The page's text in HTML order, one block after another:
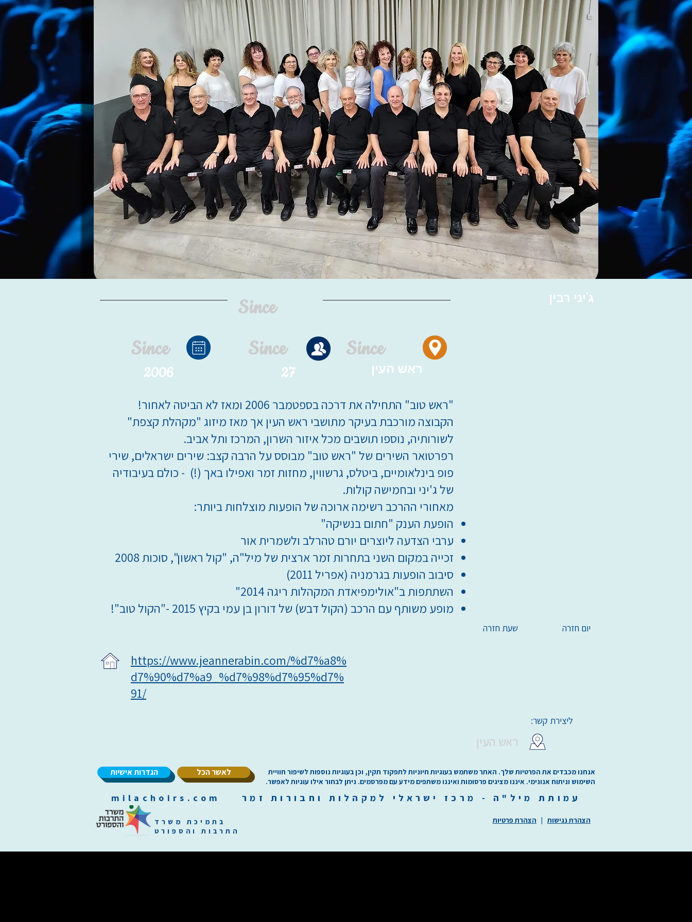
Since
Since
2006
Since
27
Since
ראש העין
"ראש טוב" התחילה את דרכה בספטמבר 2006 ומאז לא הביטה לאחור!
הקבוצה מורכבת בעיקר מתושבי ראש העין אך מאז מיזוג "מקהלת קצפת"
לשורותיה, נוספו תושבים מכל איזור השרון, המרכז ותל אביב.
רפרטואר השירים של "ראש טוב" מבוסס על הרבה קצב: שירים ישראלים, שירי
פופ בינלאומיים, ביטלס, גרשווין, מחזות זמר ואפילו באך (!) - כולם בעיבודיה
של ג'יני ובחמישה קולות.
מאחורי ההרכב רשימה ארוכה של הופעות מוצלחות ביותר:
הופעת הענק "חתום בנשיקה"
ערבי הצדעה ליוצרים יורם טהרלב ולשמרית אור
זכייה במקום השני בתחרות זמר ארצית של מיל"ה, "קול ראשון", סוכות 2008
סיבוב הופעות בגרמניה (אפריל 2011)
השתתפות ב"אולימפיאדת המקהלות ריגה 2014"
מופע משותף עם הרכב (הקול דבש) של דורון בן עמי בקיץ 2015 -"הקול טוב"!
ג'יני רבין
https://www.jeannerabin.com/%d7%a8%
d7%90%d7%a9_%d7%98%d7%95%d7%
91/
שעת חזרה יום חזרה
ראש העין
ליצירת קשר:
הגדרות אישיות לאשר הכל
אנחנו מכבדים את הפרטיות שלך. האתר משתמש בעוגיות חיוניות לתפקוד תקין, וכן בעוגיות נוספות לשיפור חוויית
השימוש וניתוח אנונימי. איננו מציגים פרסומות ואיננו משתפים מידע עם מפרסמים. ניתן לבחור אילו עוגיות לאפשר.
עמותת מיל"ה - מ רכז ישראלי למקהלות וחבורות זמר milachoirs.com
בתמיכת משרד
התרבות והספורט
הצהרת נגישות| הצהרת פרטיות